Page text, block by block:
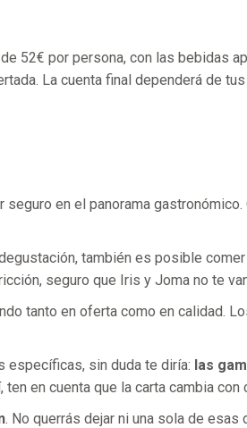
52€ por persona, con las bebidas
La cuenta final dependerá de
en el panorama
también es posible
seguro que Iris y Joma no te
tanto en oferta como en calidad.
sin duda te diría: las
ten en cuenta que la carta cambia
. No querrás dejar ni una sola de